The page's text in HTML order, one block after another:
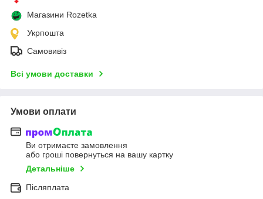
Магазини Rozetka
Укрпошта
Самовивіз
Всі умови доставки
Умови оплати
Ви отримаєте замовлення
або гроші повернуться на вашу картку
Детальніше
Післяплата